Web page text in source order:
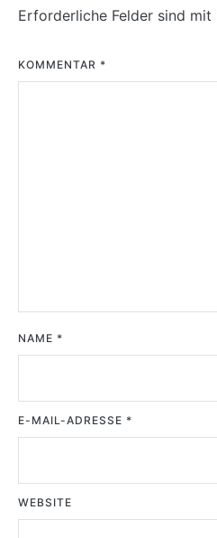
Erforderliche Felder sind mit
KOMMENTAR *
NAME *
E-MAIL-ADRESSE *
WEBSITE